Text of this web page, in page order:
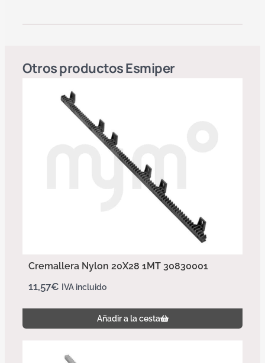
Otros productosEsmiper
Cremallera Nylon 20X28 1MT 30830001
11,57€ IVA incluido
Añadir a la cesta